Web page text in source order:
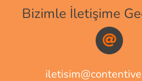
Bizimle İletişime